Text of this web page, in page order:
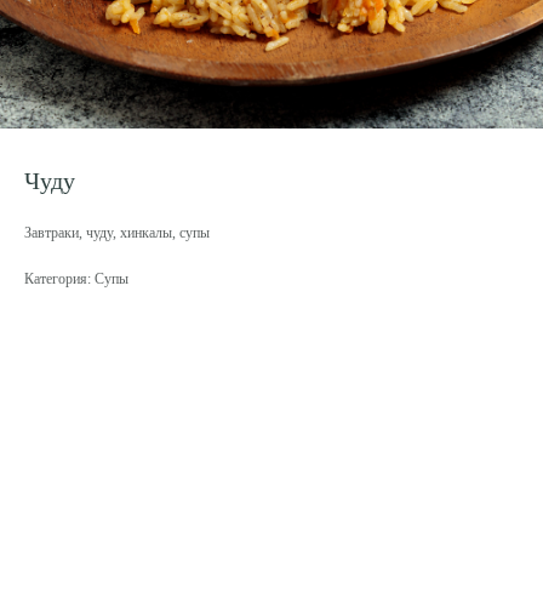
Чуду
Завтраки, чуду, хинкалы, супы
Категория: Супы